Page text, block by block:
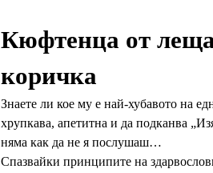
Кюфтенца от
коричка
Знаете ли кое му е най-хубавото на
хрупкава, апетитна и да подканва
няма как да не я послушаш…
Спазвайки принципите на